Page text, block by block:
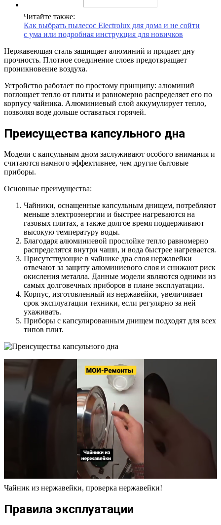
Читайте также:
Как выбрать пылесос Electrolux для дома и не сойти
с ума или подробная инструкция для новичков
Нержавеющая сталь защищает алюминий и придает дну
прочность. Плотное соединение слоев предотвращает
проникновение воздуха.
Устройство работает по простому принципу: алюминий
поглощает тепло от плиты и равномерно распределяет его по
корпусу чайника. Алюминиевый слой аккумулирует тепло,
позволяя воде дольше оставаться горячей.
Преисущества капсульного дна
Модели с капсульным дном заслуживают особого внимания и
считаются намного эффективнее, чем другие бытовые
приборы.
Основные преимущества:
Чайники, оснащенные капсульным днищем, потребляют
меньше электроэнергии и быстрее нагреваются на
газовых плитах, а также долгое время поддерживают
высокую температуру воды.
Благодаря алюминиевой прослойке тепло равномерно
распределятся внутри чаши, и вода быстрее нагревается.
Присутствующие в чайнике два слоя нержавейки
отвечают за защиту алюминиевого слоя и снижают риск
окисления металла. Данные модели являются одними из
самых долговечных приборов в плане эксплуатации.
Корпус, изготовленный из нержавейки, увеличивает
срок эксплуатации техники, если регулярно за ней
ухаживать.
Приборы с капсулированным днищем подходят для всех
типов плит.
Чайник из нержавейки, проверка нержавейки!
Правила эксплуатации